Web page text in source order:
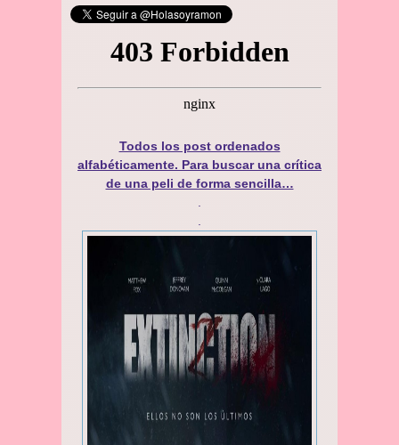
Todos los post ordenados
alfabéticamente. Para buscar una crítica
de una peli de forma sencilla…